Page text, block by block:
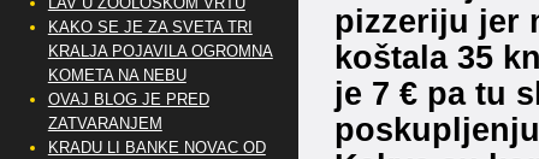
pizzeriju jer
koštala 35
je 7 € pa tu
KAKO SE JE ZA SVETA TRI
KRALJA POJAVILA OGROMNA
KOMETA NA NEBU
OVAJ BLOG JE PRED
ZATVARANJEM
KRADU LI BANKE NOVAC OD